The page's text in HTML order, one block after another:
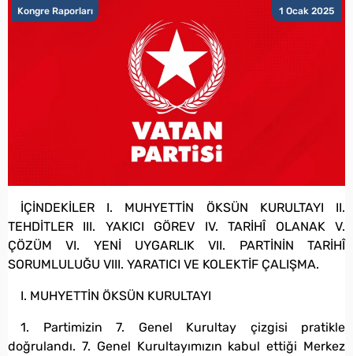
1 Ocak 2025
Kongre Raporları
İÇİNDEKİLER I. MUHYETTİN ÖKSÜN KURULTAYI II.
TEHDİTLER III. YAKICI GÖREV IV. TARİHÎ OLANAK V.
ÇÖZÜM VI. YENİ UYGARLIK VII. PARTİNİN TARİHÎ
SORUMLULUĞU VIII. YARATICI VE KOLEKTİF ÇALIŞMA.
I. MUHYETTİN ÖKSÜN KURULTAYI
1. Partimizin 7. Genel Kurultay çizgisi pratikle
doğrulandı. 7. Genel Kurultayımızın kabul ettiği Merkez